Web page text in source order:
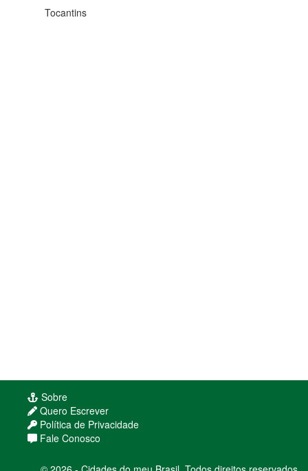
Tocantins
Sobre
Quero Escrever
Política de Privacidade
Fale Conosco